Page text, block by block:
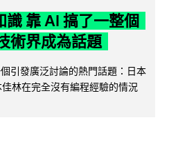
識 靠 AI 搞了一整個
術界成為話題
引發廣泛討論的熱門話題：日本
林在完全沒有編程經驗的情況